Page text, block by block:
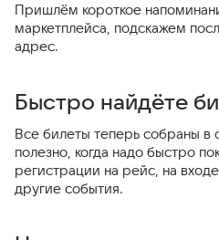
Пришлём короткое
маркетплейса, подскажем
адрес.
Быстро найдёте
Все билеты теперь собраны в
полезно, когда надо быстро
регистрации на рейс, на
другие события.